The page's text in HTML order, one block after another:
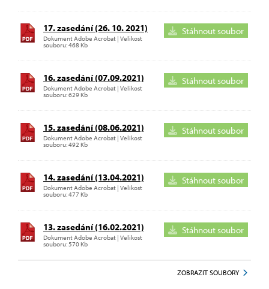
Stáhnout soubor
17. zasedání (26. 10. 2021)
Dokument Adobe Acrobat | Velikost
souboru: 468 Kb
Stáhnout soubor
16. zasedání (07.09.2021)
Dokument Adobe Acrobat | Velikost
souboru: 629 Kb
Stáhnout soubor
15. zasedání (08.06.2021)
Dokument Adobe Acrobat | Velikost
souboru: 492 Kb
Stáhnout soubor
14. zasedání (13.04.2021)
Dokument Adobe Acrobat | Velikost
souboru: 477 Kb
Stáhnout soubor
13. zasedání (16.02.2021)
Dokument Adobe Acrobat | Velikost
souboru: 570 Kb
ZOBRAZIT SOUBORY